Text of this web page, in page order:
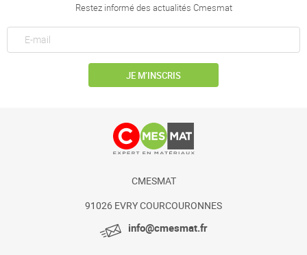
Restez informé des actualités Cmesmat
JE M’INSCRIS
CMESMAT
91026 EVRY COURCOURONNES
info@cmesmat.fr